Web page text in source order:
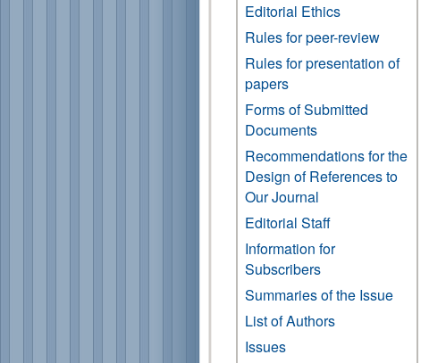
Editorial Ethics
Rules for peer-review
Rules for presentation of
papers
Forms of Submitted
Documents
Recommendations for the
Design of References to
Our Journal
Editorial Staff
Information for
Subscribers
Summaries of the Issue
List of Authors
Issues